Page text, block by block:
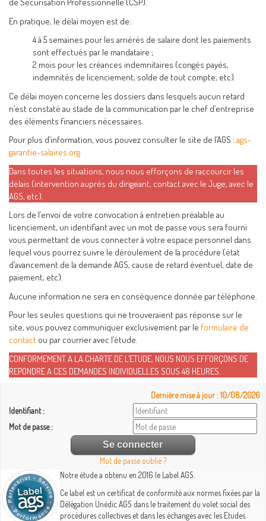
En pratique, le délai moyen est de:
4 à 5 semaines pour les arriérés de salaire dont les paiements
sont effectués par le mandataire ;
2 mois pour les créances indemnitaires (congés payés,
indemnités de licenciement, solde de tout compte, etc).
Ce délai moyen concerne les dossiers dans lesquels aucun retard
n’est constaté au stade de la communication par le chef d’entreprise
des éléments financiers nécessaires.
Pour plus d’information, vous pouvez consulter le site de l’AGS : ags-
garantie-salaires.org
Dans toutes les situations, nous nous efforçons de raccourcir les
délais (intervention auprès du dirigeant, contact avec le Juge, avec le
AGS, etc).
Lors de l’envoi de votre convocation à entretien préalable au
licenciement, un identifiant avec un mot de passe vous sera fourni
vous permettant de vous connecter à votre espace personnel dans
lequel vous pourrez suivre le déroulement de la procédure (état
d’avancement de la demande AGS, cause de retard éventuel, date de
paiement, etc).
Aucune information ne sera en conséquence donnée par téléphone.
Pour les seules questions qui ne trouveraient pas réponse sur le
site, vous pouvez communiquer exclusivement par le formulaire de
contact ou par courrier avec l’étude.
CONFORMEMENT A LA CHARTE DE L’ETUDE, NOUS NOUS EFFORÇONS DE
REPONDRE A CES DEMANDES INDIVIDUELLES SOUS 48 HEURES.
Dernière mise à jour : 10/08/2026
Identifiant :
Mot de passe :
Mot de passe oublié ?
Notre étude a obtenu en 2016 le Label AGS.
Ce label est un certificat de conformité aux normes fixées par la
Délégation Unédic AGS dans le traitement du volet social des
procédures collectives et dans les échanges avec les Etudes.